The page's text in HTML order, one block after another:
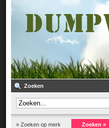
Zoeken
» Zoeken op merk Zoeken »